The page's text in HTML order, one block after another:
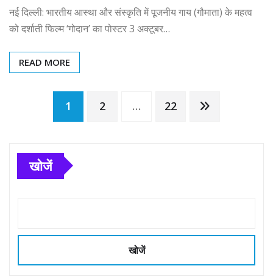
नई दिल्ली: भारतीय आस्था और संस्कृति में पूजनीय गाय (गौमाता) के महत्व
को दर्शाती फिल्म ‘गोदान’ का पोस्टर 3 अक्टूबर…
READ MORE
Posts
pagination
1 2 … 22
खोजें
खोजें